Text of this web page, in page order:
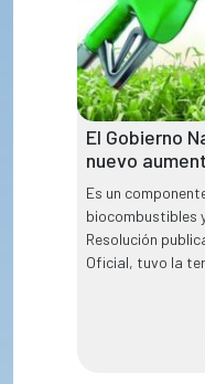
El Gobierno
nuevo
Es un
biocombustibles
Resolución
Oficial, tuvo la